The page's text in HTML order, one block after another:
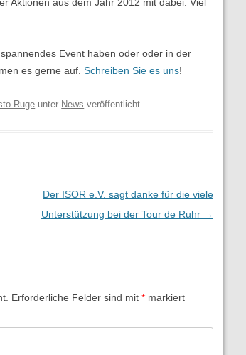
Event haben oder oder in der
es gerne auf.Schreiben Sie es uns!
Ruge unter News veröffentlicht.
Der ISOR e.V. sagt danke für die viele
Unterstützung bei der Tour de Ruhr →
Erforderliche Felder sind mit* markiert